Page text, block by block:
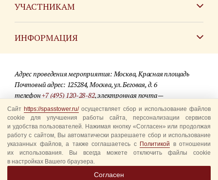
УЧАСТНИКАМ
ИНФОРМАЦИЯ
Для СМИ
Где купить билеты
Акции
Вопрос-ответ
Правила посещения
Уполномоченные представители
Адрес проведения мероприятия: Москва, Красная площадь
Почтовый адрес: 125284, Москва, ул. Беговая, д. 6
телефон+7 (495) 120-28-82, электронная почта —
info@spasstower.ru
© 2009-2025 Официальный сайт фестиваля «Спасская башня»
Разработка сайта —студия «Сибирикс»
Сайт https://spasstower.ru/осуществляет сбор и использование файлов
cookie для улучшения работы сайта, персонализации сервисов
и удобства пользователей. Нажимая кнопку «Согласен» или продолжая
работу с сайтом, Вы автоматически разрешаете сбор и использование
указанных файлов, а также соглашаетесь с Политикой в отношении
их использования. Вы всегда можете отключить файлы cookie
в настройках Вашего браузера.
Согласен